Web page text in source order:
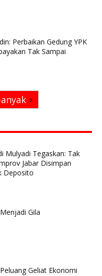
Perbaikan Gedung YPK
Tak Sampai
Mulyadi Tegaskan: Tak
Jabar Disimpan
Deposito
Gila
Geliat Ekonomi